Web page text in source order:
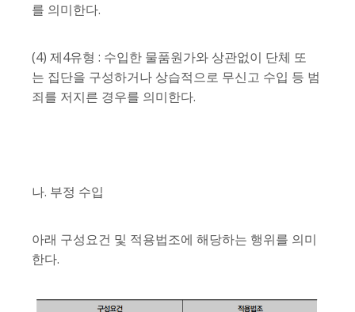
를 의미한다.
(4) 제4유형 : 수입한 물품원가와 상관없이 단체 또
는 집단을 구성하거나 상습적으로 무신고 수입 등 범
죄를 저지른 경우를 의미한다.
나. 부정 수입
아래 구성요건 및 적용법조에 해당하는 행위를 의미
한다.